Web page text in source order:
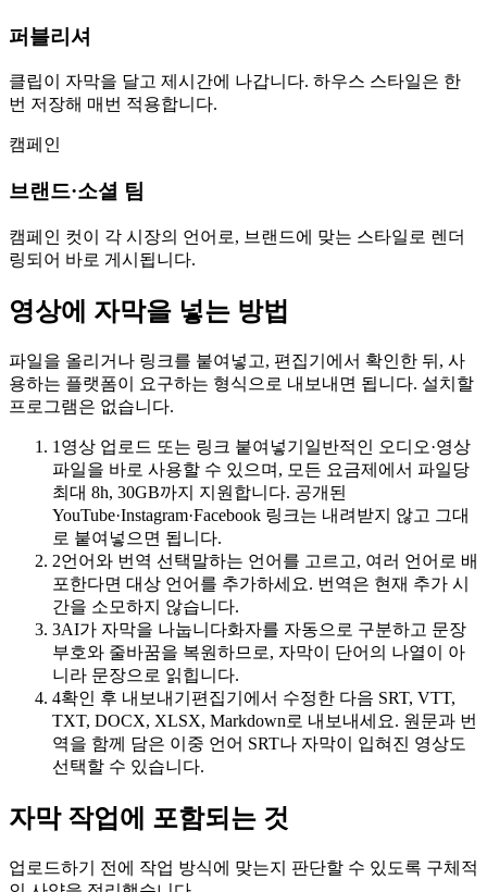
자막 트랙
타이밍 정렬 · 스타일 프리셋
00:12
로그인하면 이 대시보드가 보입니다.
변경 사항은 그때그때 저장됩니다.
퍼블리셔
클립이 자막을 달고 제시간에 나갑니다. 하우스 스타일은 한
번 저장해 매번 적용합니다.
캠페인
브랜드·소셜 팀
캠페인 컷이 각 시장의 언어로, 브랜드에 맞는 스타일로 렌더
링되어 바로 게시됩니다.
영상에 자막을 넣는 방법
파일을 올리거나 링크를 붙여넣고, 편집기에서 확인한 뒤, 사
용하는 플랫폼이 요구하는 형식으로 내보내면 됩니다. 설치할
프로그램은 없습니다.
1 영상 업로드 또는 링크 붙여넣기 일반적인 오디오·영상
파일을 바로 사용할 수 있으며, 모든 요금제에서 파일당
최대 8h, 30GB까지 지원합니다. 공개된
YouTube·Instagram·Facebook 링크는 내려받지 않고 그대
로 붙여넣으면 됩니다.
2언어와 번역 선택말하는 언어를 고르고, 여러 언어로 배
포한다면 대상 언어를 추가하세요. 번역은 현재 추가 시
간을 소모하지 않습니다.
3AI가 자막을 나눕니다화자를 자동으로 구분하고 문장
부호와 줄바꿈을 복원하므로, 자막이 단어의 나열이 아
니라 문장으로 읽힙니다.
4확인 후 내보내기 편집기에서 수정한 다음 SRT, VTT,
TXT, DOCX, XLSX, Markdown로 내보내세요. 원문과 번
역을 함께 담은 이중 언어 SRT나 자막이 입혀진 영상도
선택할 수 있습니다.
자막 작업에 포함되는 것
업로드하기 전에 작업 방식에 맞는지 판단할 수 있도록 구체적